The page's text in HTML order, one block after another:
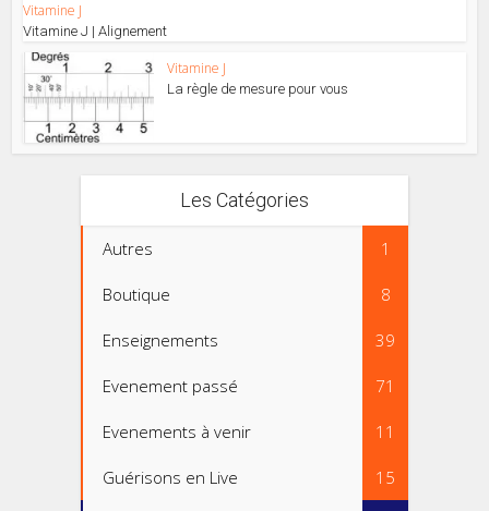
Vitamine J
Vitamine J | Alignement
Vitamine J
La règle de mesure pour vous
Les Catégories
Autres 1
Boutique 8
Enseignements 39
Evenement passé 71
Evenements à venir 11
Guérisons en Live 15